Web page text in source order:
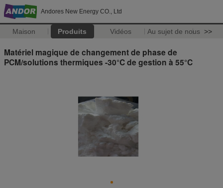
Andores New Energy CO., Ltd
Maison Produits Vidéos Au sujet de nous >>
Matériel magique de changement de phase de
PCM/solutions thermiques -30°C de gestion à 55°C